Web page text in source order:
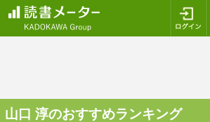
山口 淳のおすすめランキング